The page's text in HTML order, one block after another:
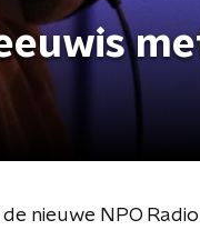
nieuwe NPO